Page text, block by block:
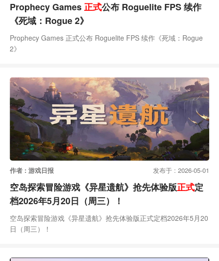
Prophecy Games正式公布 Roguelite FPS 续作
《死域：Rogue 2》
Prophecy Games 正式公布 Roguelite FPS 续作《死域：Rogue
2》
作者 : 游戏日报 发布于 : 2026-05-01
空岛探索冒险游戏《异星遗航》抢先体验版正式定
档2026年5月20日（周三）！
空岛探索冒险游戏《异星遗航》抢先体验版正式定档2026年5月20
日（周三）！